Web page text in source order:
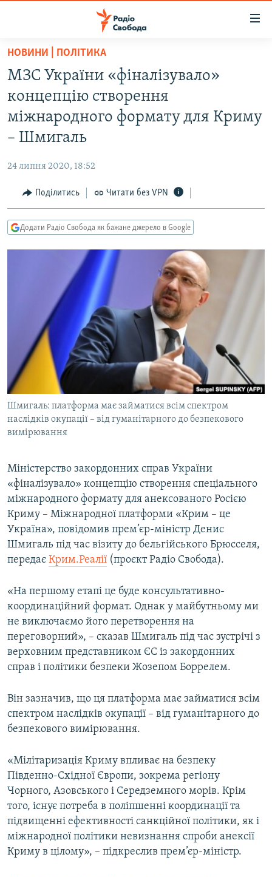
Перейти
основного
матеріалу
Перейти
до
основної
Перейти
пошуку
РАДІО СВОБОДА – 70 РОКІВ
ВСЕ ЗА ДОБУ
СТАТТІ
ПОЛІТИКА
КУЛЬТУРА
СПОРТ
ВІЙНА
ДОНБАС.РЕАЛІЇ
КРИМ.РЕАЛІЇ
ТИ ЯК?
КИТАЙ.ВИКЛИКИ
МУЛЬТИМЕДІА
СПЕЦПРОЄКТИ
ПОДКАСТИ
КРИМ РЕАЛІЇ
РУС
УКР
КТАТ
ДОЛУЧАЙСЯ!
Усі сайти RFE/RL
НОВИНИ | ПОЛІТИКА
МЗС України «фіналізувало»
концепцію створення
міжнародного формату для Криму
– Шмигаль
24 липня 2020, 18:52
Поділитись Читати без VPN
Додати Радіо Свобода як бажане джерело в Google
Шмигаль: платформа має займатися всім спектром
наслідків окупації –​ від гуманітарного до безпекового
вимірювання
Міністерство закордонних справ України
«фіналізувало» концепцію створення спеціального
міжнародного формату для анексованого Росією
Криму – Міжнародної платформи «Крим – це
Україна», повідомив прем’єр-міністр Денис
Шмигаль під час візиту до бельгійського Брюсселя,
передає Крим.Реалії (проєкт Радіо Свобода).
«На першому етапі це буде консультативно-
координаційний формат. Однак у майбутньому ми
не виключаємо його перетворення на
переговорний», – сказав Шмигаль під час зустрічі з
верховним представником ЄС із закордонних
справ і політики безпеки Жозепом Боррелем.
Він зазначив, що ця платформа має займатися всім
спектром наслідків окупації –​ від гуманітарного до
безпекового вимірювання.
«Мілітаризація Криму впливає на безпеку
Південно-Східної Європи, зокрема регіону
Чорного, Азовського і Середземного морів. Крім
того, існує потреба в поліпшенні координації та
підвищенні ефективності санкційної політики, як і
міжнародної політики невизнання спроби анексії
Криму в цілому», –​ підкреслив прем’єр-міністр.